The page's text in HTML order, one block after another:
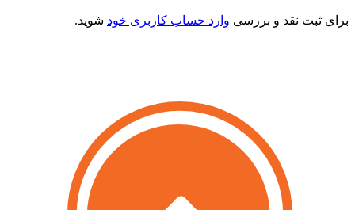
برای ثبت نقد و بررسی وارد حساب کاربری خود شوید.